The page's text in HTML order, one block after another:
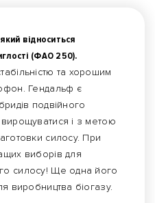
відноситься
(ФАО 250).
та хорошим
Гендальф є
подвійного
і з метою
силосу. При
виборів для
силосу! Ще одна його
виробництва біогазу.